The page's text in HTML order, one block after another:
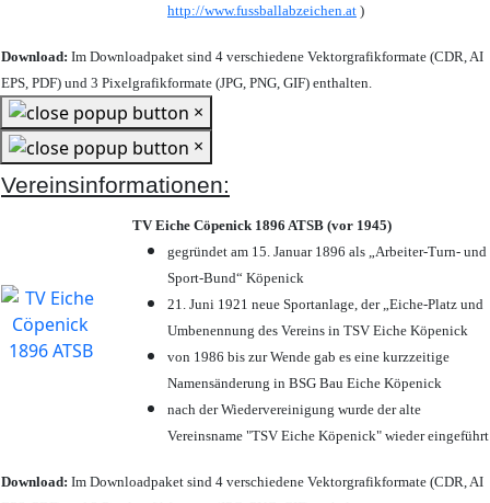
http://www.fussballabzeichen.at )
Download: Im Downloadpaket sind 4 verschiedene Vektorgrafikformate (CDR, AI
EPS, PDF) und 3 Pixelgrafikformate (JPG, PNG, GIF) enthalten.
×
×
Vereinsinformationen:
TV Eiche Cöpenick 1896 ATSB (vor 1945)
gegründet am 15. Januar 1896 als „Arbeiter-Turn- und
Sport-Bund“ Köpenick
21. Juni 1921 neue Sportanlage, der „Eiche-Platz und
Umbenennung des Vereins in TSV Eiche Köpenick
von 1986 bis zur Wende gab es eine kurzzeitige
Namensänderung in BSG Bau Eiche Köpenick
nach der Wiedervereinigung wurde der alte
Vereinsname "TSV Eiche Köpenick" wieder eingeführt
Download: Im Downloadpaket sind 4 verschiedene Vektorgrafikformate (CDR, AI